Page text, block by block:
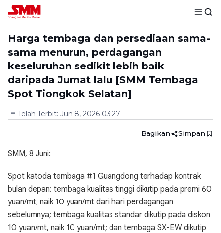
Harga tembaga dan persediaan sama-
sama menurun, perdagangan
keseluruhan sedikit lebih baik
daripada Jumat lalu [SMM Tembaga
Spot Tiongkok Selatan]
Telah Terbit: Jun 8, 2026 03:27
Bagikan Simpan
SMM, 8 Juni:
Spot katoda tembaga #1 Guangdong terhadap kontrak
bulan depan: tembaga kualitas tinggi dikutip pada premi 60
yuan/mt, naik 10 yuan/mt dari hari perdagangan
sebelumnya; tembaga kualitas standar dikutip pada diskon
10 yuan/mt, naik 10 yuan/mt; dan tembaga SX-EW dikutip